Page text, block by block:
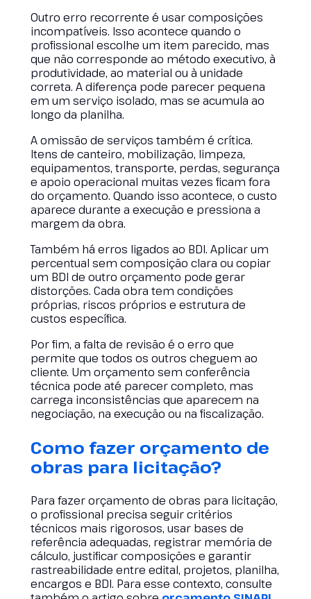
Outro erro recorrente é usar composições
incompatíveis. Isso acontece quando o
profissional escolhe um item parecido, mas
que não corresponde ao método executivo, à
produtividade, ao material ou à unidade
correta. A diferença pode parecer pequena
em um serviço isolado, mas se acumula ao
longo da planilha.
A omissão de serviços também é crítica.
Itens de canteiro, mobilização, limpeza,
equipamentos, transporte, perdas, segurança
e apoio operacional muitas vezes ficam fora
do orçamento. Quando isso acontece, o custo
aparece durante a execução e pressiona a
margem da obra.
Também há erros ligados ao BDI. Aplicar um
percentual sem composição clara ou copiar
um BDI de outro orçamento pode gerar
distorções. Cada obra tem condições
próprias, riscos próprios e estrutura de
custos específica.
Por fim, a falta de revisão é o erro que
permite que todos os outros cheguem ao
cliente. Um orçamento sem conferência
técnica pode até parecer completo, mas
carrega inconsistências que aparecem na
negociação, na execução ou na fiscalização.
Como fazer orçamento de
obras para licitação?
Para fazer orçamento de obras para licitação,
o profissional precisa seguir critérios
técnicos mais rigorosos, usar bases de
referência adequadas, registrar memória de
cálculo, justificar composições e garantir
rastreabilidade entre edital, projetos, planilha,
encargos e BDI. Para esse contexto, consulte